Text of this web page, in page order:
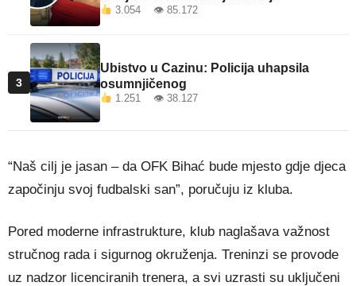
3.054 👁 85.172
3
Ubistvo u Cazinu: Policija uhapsila
osumnjičenog
1.251 👁 38.127
“Naš cilj je jasan – da OFK Bihać bude mjesto gdje djeca
započinju svoj fudbalski san”, poručuju iz kluba.
Pored moderne infrastrukture, klub naglašava važnost
stručnog rada i sigurnog okruženja. Treninzi se provode
uz nadzor licenciranih trenera, a svi uzrasti su uključeni